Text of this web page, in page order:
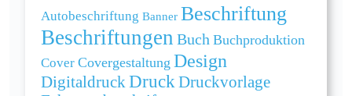
Autobeschriftung Banner Beschriftung
Beschriftungen Buch Buchproduktion
Cover Covergestaltung Design
DigitaldruckDruck Druckvorlage